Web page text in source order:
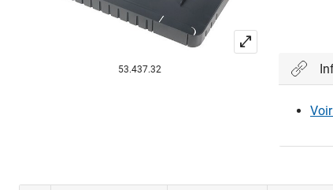
53.437.32